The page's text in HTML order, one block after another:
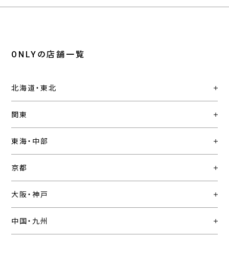
ONLYの店舗一覧
北海道・東北
関東
東海・中部
京都
大阪・神戸
中国・九州